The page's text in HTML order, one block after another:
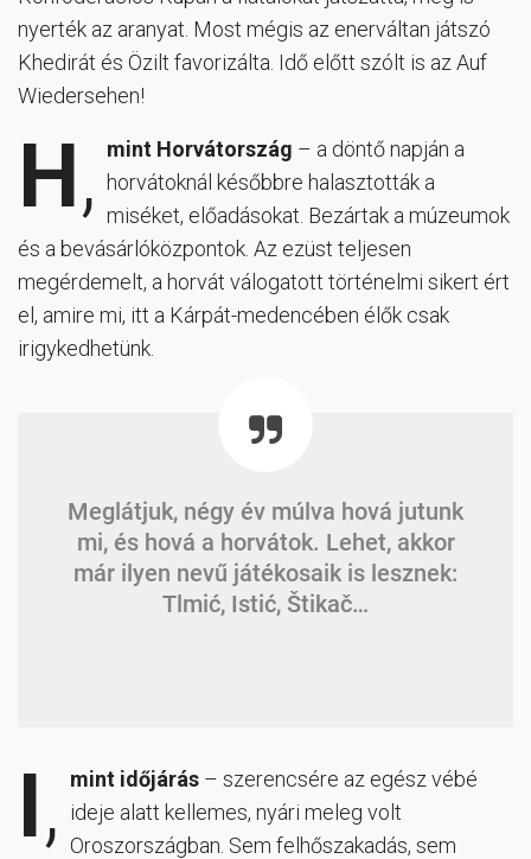
nyerték az aranyat. Most mégis az enerváltan játszó
Khedirát és Özilt favorizálta. Idő előtt szólt is az Auf
Wiedersehen!
H, mint Horvátország – a döntő napján a
horvátoknál későbbre halasztották a
miséket, előadásokat. Bezártak a múzeumok
és a bevásárlóközpontok. Az ezüst teljesen
megérdemelt, a horvát válogatott történelmi sikert ért
el, amire mi, itt a Kárpát-medencében élők csak
irigykedhetünk.
Meglátjuk, négy év múlva hová jutunk
mi, és hová a horvátok. Lehet, akkor
már ilyen nevű játékosaik is lesznek:
Tlmić, Istić, Štikač…
I, mint időjárás – szerencsére az egész vébé
ideje alatt kellemes, nyári meleg volt
Oroszországban. Sem felhőszakadás, sem